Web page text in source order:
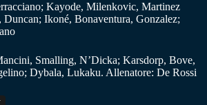
Kayode, Milenkovic, Martinez
Ikoné, Bonaventura, Gonzalez;
Smalling, N’Dicka; Karsdorp, Bove,
Dybala, Lukaku. Allenatore: De Rossi